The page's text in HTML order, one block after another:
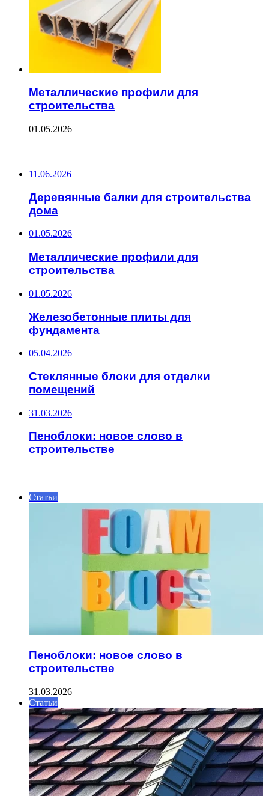
Металлические профили для
строительства
01.05.2026
11.06.2026
Деревянные балки для строительства
дома
01.05.2026
Металлические профили для
строительства
01.05.2026
Железобетонные плиты для
фундамента
05.04.2026
Стеклянные блоки для отделки
помещений
31.03.2026
Пеноблоки: новое слово в
строительстве
Статьи
Пеноблоки: новое слово в
строительстве
31.03.2026
Статьи